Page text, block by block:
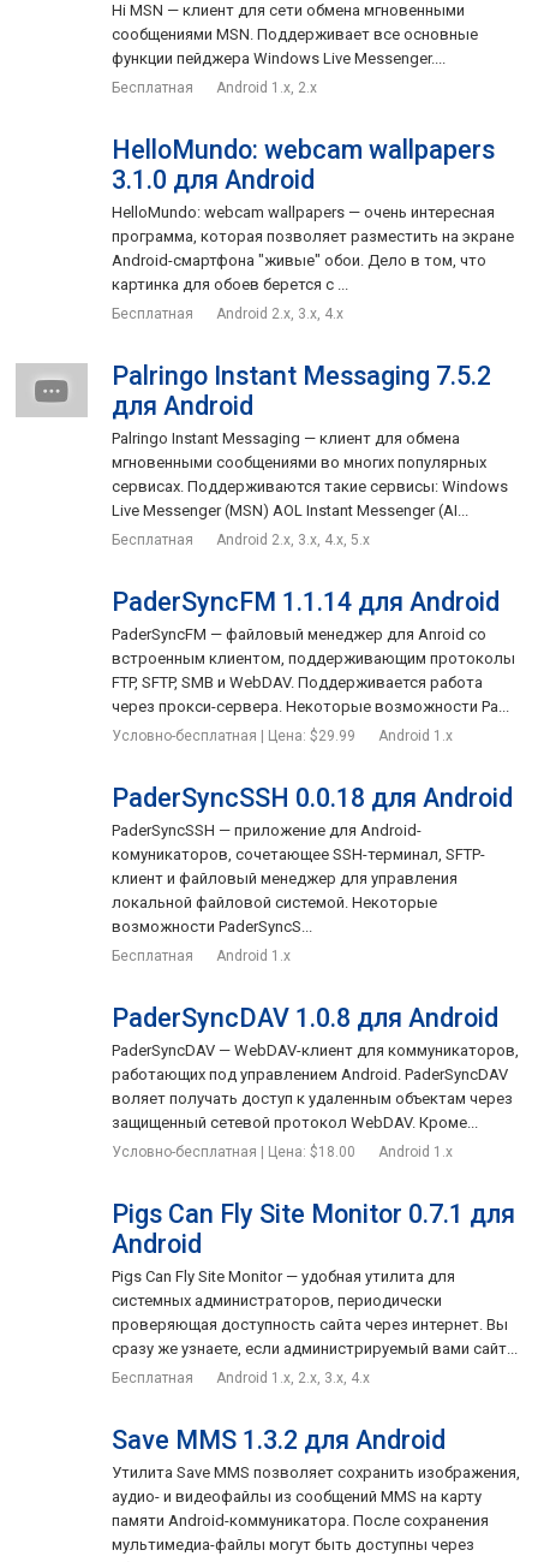
Hi MSN — клиент для сети обмена мгновенными
сообщениями MSN. Поддерживает все основные
функции пейджера Windows Live Messenger....
Бесплатная Android 1.x, 2.x
HelloMundo: webcam wallpapers
3.1.0 для Android
HelloMundo: webcam wallpapers — очень интересная
программа, которая позволяет разместить на экране
Android-смартфона "живые" обои. Дело в том, что
картинка для обоев берется с ...
Бесплатная Android 2.x, 3.x, 4.x
Palringo Instant Messaging 7.5.2
для Android
Palringo Instant Messaging — клиент для обмена
мгновенными сообщениями во многих популярных
сервисах. Поддерживаются такие сервисы: Windows
Live Messenger (MSN) AOL Instant Messenger (AI...
Бесплатная Android 2.x, 3.x, 4.x, 5.x
PaderSyncFM 1.1.14 для Android
PaderSyncFM — файловый менеджер для Anroid со
встроенным клиентом, поддерживающим протоколы
FTP, SFTP, SMB и WebDAV. Поддерживается работа
через прокси-сервера. Некоторые возможности Pa...
Условно-бесплатная | Цена: $29.99 Android 1.x
PaderSyncSSH 0.0.18 для Android
PaderSyncSSH — приложение для Android-
комуникаторов, сочетающее SSH-терминал, SFTP-
клиент и файловый менеджер для управления
локальной файловой системой. Некоторые
возможности PaderSyncS...
Бесплатная Android 1.x
PaderSyncDAV 1.0.8 для Android
PaderSyncDAV — WebDAV-клиент для коммуникаторов,
работающих под управлением Android. PaderSyncDAV
воляет получать доступ к удаленным объектам через
защищенный сетевой протокол WebDAV. Кроме...
Условно-бесплатная | Цена: $18.00 Android 1.x
Pigs Can Fly Site Monitor 0.7.1 для
Android
Pigs Can Fly Site Monitor — удобная утилита для
системных администраторов, периодически
проверяющая доступность сайта через интернет. Вы
сразу же узнаете, если администрируемый вами сайт...
Бесплатная Android 1.x, 2.x, 3.x, 4.x
Save MMS 1.3.2 для Android
Утилита Save MMS позволяет сохранить изображения,
аудио- и видеофайлы из сообщений MMS на карту
памяти Android-коммуникатора. После сохранения
мультимедиа-файлы могут быть доступны через